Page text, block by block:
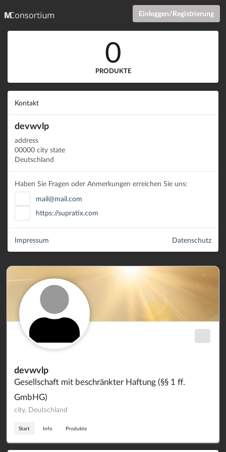
Einloggen/Registrierung
devwvlp
Gesellschaft mit beschränkter Haftung (§§ 1 ff.
GmbHG)
city, Deutschland
Start Info Produkte
0
PRODUKTE
Kontakt
devwvlp
address
00000 city state
Deutschland
Haben Sie Fragen oder Anmerkungen erreichen Sie uns:
mail@mail.com
https://supratix.com
Datenschutz
Impressum